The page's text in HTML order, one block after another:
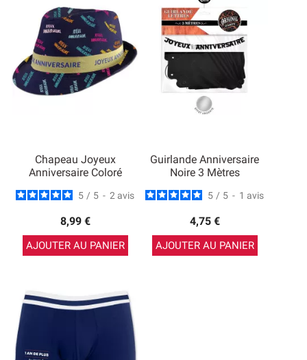
Chapeau Joyeux
Anniversaire Coloré
5 / 5 - 2 avis
8,99 €
AJOUTER AU PANIER
Guirlande Anniversaire
Noire 3 Mètres
5 / 5 - 1 avis
4,75 €
AJOUTER AU PANIER